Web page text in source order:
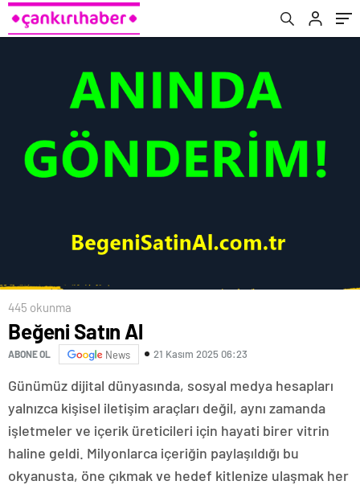
445 okunma
Beğeni Satın Al
ABONE OL News 21 Kasım 2025 06:23
Günümüz dijital dünyasında, sosyal medya hesapları
yalnızca kişisel iletişim araçları değil, aynı zamanda
işletmeler ve içerik üreticileri için hayati birer vitrin
haline geldi. Milyonlarca içeriğin paylaşıldığı bu
okyanusta, öne çıkmak ve hedef kitlenize ulaşmak her